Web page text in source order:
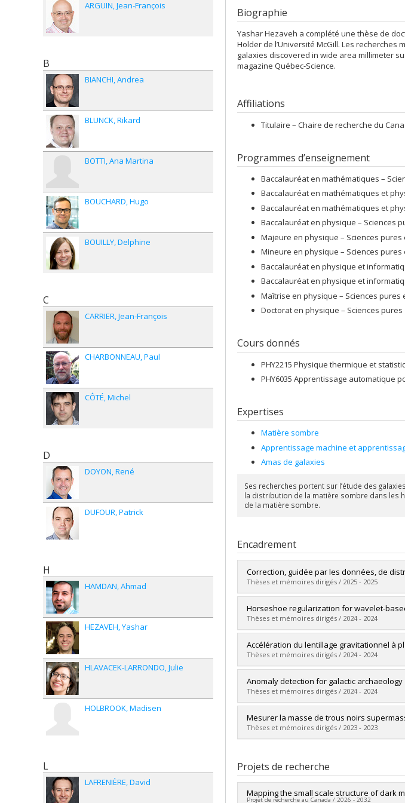
Biographie
Yashar Hezaveh a complété une thèse de
Holder de l’Université McGill. Les
galaxies discovered in wide area millimeter
magazine Québec-Science.
Affiliations
Titulaire – Chaire de recherche du
Programmes d’enseignement
Baccalauréat en mathématiques –
Baccalauréat en mathématiques et
Baccalauréat en mathématiques et
Baccalauréat en physique – Sciences
Majeure en physique – Sciences
Mineure en physique – Sciences
Baccalauréat en physique et
Baccalauréat en physique et
Maîtrise en physique – Sciences pures
Doctorat en physique – Sciences
Cours donnés
PHY2215 Physique thermique et
PHY6035 Apprentissage automatique
Expertises
Matière sombre
Apprentissage machine et
Amas de galaxies
Ses recherches portent sur l’étude des
la distribution de la matière sombre dans les
de la matière sombre.
Encadrement
Correction, guidée par les données, de
Thèses et mémoires dirigés / 2025 - 2025
Diplômé(e) :Barco, Gabriel Missael
Cycle : Maîtrise
Diplôme obtenu :M. Sc.
Lien vers le document dans Papyrus
Horseshoe regularization for wavelet-
Thèses et mémoires dirigés / 2024 - 2024
Diplômé(e) :Nafisi, Hasti
Cycle : Maîtrise
Diplôme obtenu :M. Sc.
Lien vers le document dans Papyrus
Accélération du lentillage gravitationnel à
Thèses et mémoires dirigés / 2024 - 2024
Diplômé(e) :Wilson, Charles
Cycle : Maîtrise
Diplôme obtenu :M. Sc.
Lien vers le document dans Papyrus
Anomaly detection for galactic
Thèses et mémoires dirigés / 2024 - 2024
Diplômé(e) :Bielecki, Claudia
Cycle : Maîtrise
Diplôme obtenu :M. Sc.
Mesurer la masse de trous noirs
Thèses et mémoires dirigés / 2023 - 2023
Cycle : Maîtrise
Diplôme obtenu :M. Sc.
Lien vers le document dans Papyrus
Projets de recherche
Mapping the small scale structure of dark
Projet de recherche au Canada / 2026 - 2032
ARGUIN Jean-François
B
BIANCHI Andrea
BLUNCK Rikard
BOTTI Ana Martina
BOUCHARD Hugo
BOUILLY Delphine
C
CARRIER Jean-François
CHARBONNEAU Paul
CÔTÉ Michel
D
DOYON René
DUFOUR Patrick
H
HAMDAN Ahmad
HEZAVEH Yashar
HLAVACEK-LARRONDO Julie
HOLBROOK Madisen
L
LAFRENIÈRE David